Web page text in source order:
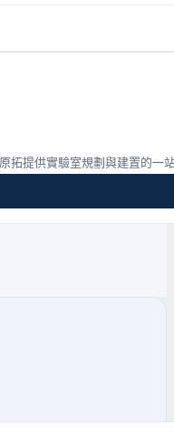
拓提供實驗室規劃與建置的一